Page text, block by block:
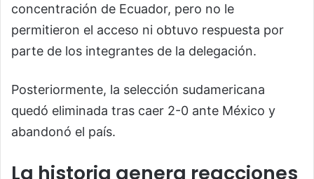
concentración de Ecuador, pero no le
permitieron el acceso ni obtuvo respuesta por
parte de los integrantes de la delegación.
Posteriormente, la selección sudamericana
quedó eliminada tras caer 2-0 ante México y
abandonó el país.
La historia genera reacciones